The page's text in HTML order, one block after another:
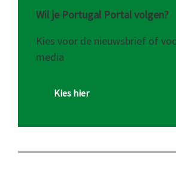
Wil je Portugal Portal volgen?
Kies voor de nieuwsbrief of
media
Kies hier